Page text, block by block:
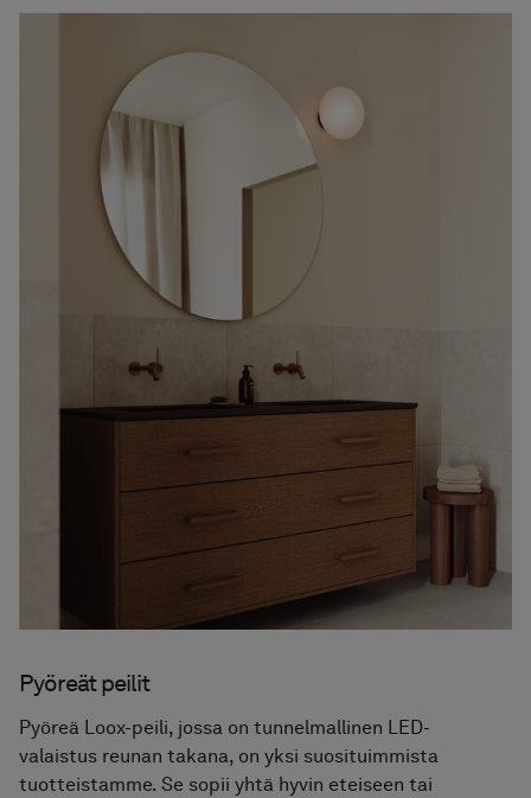
Pyöreät peilit
Pyöreä Loox-peili, jossa on tunnelmallinen LED-
valaistus reunan takana, on yksi suosituimmista
tuotteistamme. Se sopii yhtä hyvin eteiseen tai